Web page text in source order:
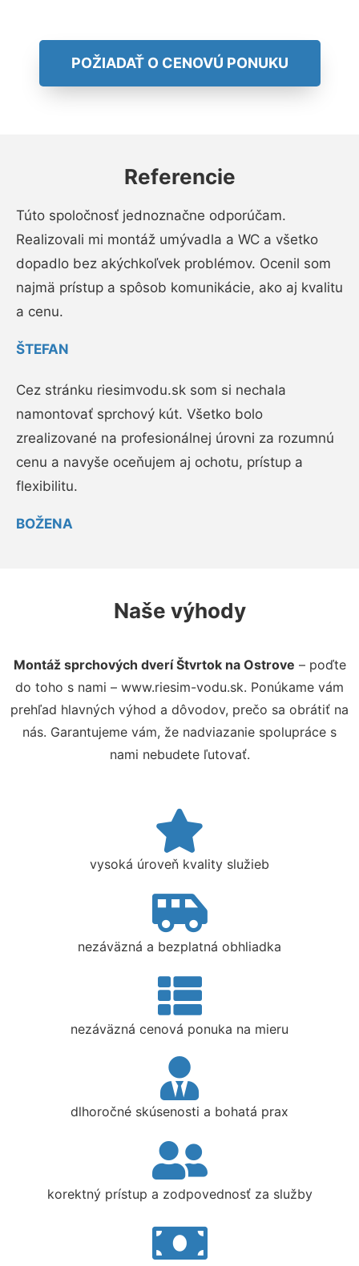
POŽIADAŤ O CENOVÚ PONUKU
Referencie
Túto spoločnosť jednoznačne odporúčam.
Realizovali mi montáž umývadla a WC a všetko
dopadlo bez akýchkoľvek problémov. Ocenil som
najmä prístup a spôsob komunikácie, ako aj kvalitu
a cenu.
ŠTEFAN
Cez stránku riesimvodu.sk som si nechala
namontovať sprchový kút. Všetko bolo
zrealizované na profesionálnej úrovni za rozumnú
cenu a navyše oceňujem aj ochotu, prístup a
flexibilitu.
BOŽENA
Naše výhody
Montáž sprchových dverí Štvrtok na Ostrove – poďte
do toho s nami – www.riesim-vodu.sk. Ponúkame vám
prehľad hlavných výhod a dôvodov, prečo sa obrátiť na
nás. Garantujeme vám, že nadviazanie spolupráce s
nami nebudete ľutovať.
vysoká úroveň kvality služieb
nezáväzná a bezplatná obhliadka
nezáväzná cenová ponuka na mieru
dlhoročné skúsenosti a bohatá prax
korektný prístup a zodpovednosť za služby